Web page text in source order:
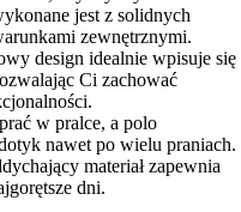
jest z solidnych
zewnętrznymi.
design idealnie wpisuje się
Ci zachować
w pralce, a polo
nawet po wielu praniach.
materiał zapewnia
dni.